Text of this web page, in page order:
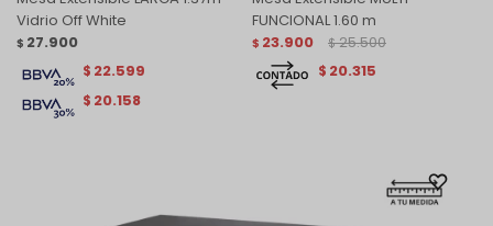
Vidrio Off White
$ 27.900
$ 20.158
$ 22.599
FUNCIONAL 1.60 m
$ 23.900 $ 25.500
$ 20.315